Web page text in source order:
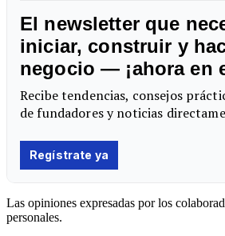
Las opiniones expresadas por los
personales.